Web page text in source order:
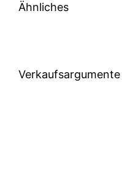
Ähnliches
Verkaufsargumente